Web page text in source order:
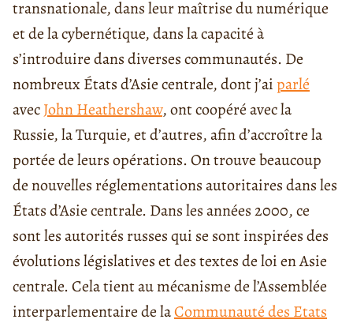
transnationale, dans leur maîtrise du numérique
et de la cybernétique, dans la capacité à
s’introduire dans diverses communautés. De
nombreux États d’Asie centrale, dont j’aiparlé
avecJohn Heathershaw, ont coopéré avec la
Russie, la Turquie, et d’autres, afin d’accroître la
portée de leurs opérations.On trouve beaucoup
de nouvelles réglementations autoritaires dans les
États d’Asie centrale. Dans les années 2000, ce
sont les autorités russes qui se sont inspirées des
évolutions législatives et des textes de loi en Asie
centrale. Cela tient au mécanisme de l’Assemblée
interparlementaire de laCommunauté des Etats